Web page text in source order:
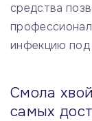
средства
инфекцию под
Смола
самых